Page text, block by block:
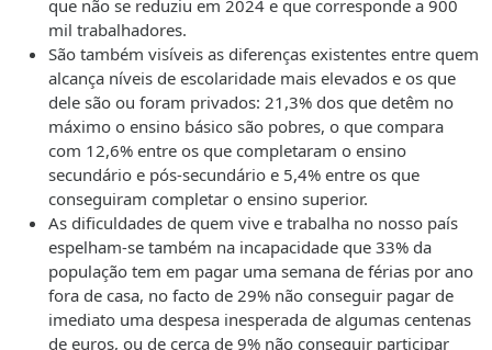
que não se reduziu em 2024 e que corresponde a 900
mil trabalhadores.
São também visíveis as diferenças existentes entre quem
alcança níveis de escolaridade mais elevados e os que
dele são ou foram privados: 21,3% dos que detêm no
máximo o ensino básico são pobres, o que compara
com 12,6% entre os que completaram o ensino
secundário e pós-secundário e 5,4% entre os que
conseguiram completar o ensino superior.
As dificuldades de quem vive e trabalha no nosso país
espelham-se também na incapacidade que 33% da
população tem em pagar uma semana de férias por ano
fora de casa, no facto de 29% não conseguir pagar de
imediato uma despesa inesperada de algumas centenas
de euros, ou de cerca de 9% não conseguir participar